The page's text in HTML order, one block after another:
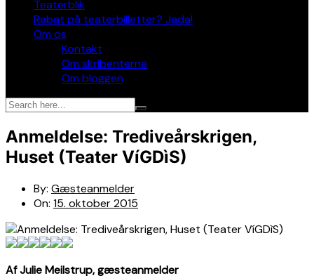
Teaterblik
Rabat på teaterbilletter? Jada!
Om os
Kontakt
Om skribenterne
Om bloggen
Anmeldelse: Trediveårskrigen,
Huset (Teater VíGDìS)
By: Gæsteanmelder
On: 15. oktober 2015
Af Julie Meilstrup, gæsteanmelder